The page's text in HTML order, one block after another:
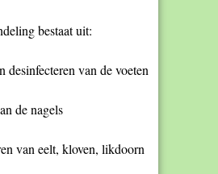
bestaat uit:
desinfecteren van de voeten
de nagels
van eelt, kloven, likdoorn